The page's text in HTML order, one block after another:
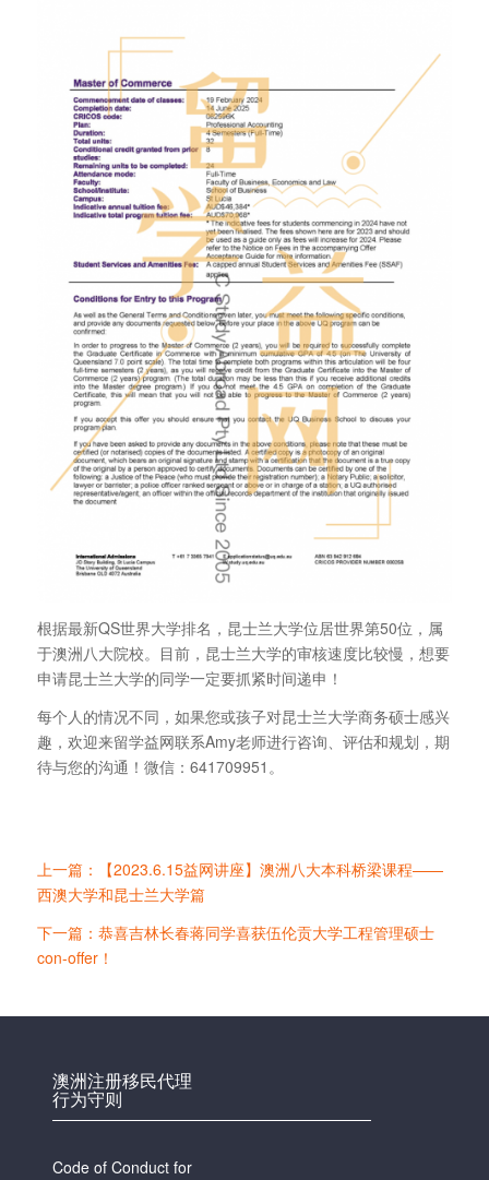
根据最新QS世界大学排名，昆士兰大学位居世界第50位，属
于澳洲八大院校。目前，昆士兰大学的审核速度比较慢，想要
申请昆士兰大学的同学一定要抓紧时间递申！
每个人的情况不同，如果您或孩子对昆士兰大学商务硕士感兴
趣，欢迎来留学益网联系Amy老师进行咨询、评估和规划，期
待与您的沟通！微信：641709951。
上一篇：【2023.6.15益网讲座】澳洲八大本科桥梁课程——
西澳大学和昆士兰大学篇
下一篇：恭喜吉林长春蒋同学喜获伍伦贡大学工程管理硕士
con-offer！
澳洲注册移民代理
行为守则
Code of Conduct for